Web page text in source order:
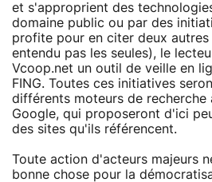
et s'approprient des
domaine public ou par des
profite pour en citer deux
entendu pas les seules), le
Vcoop.net un outil de veille en
FING. Toutes ces initiatives
différents moteurs de recherche
Google, qui proposeront d'ici
des sites qu'ils référencent.
Toute action d'acteurs majeurs
bonne chose pour la